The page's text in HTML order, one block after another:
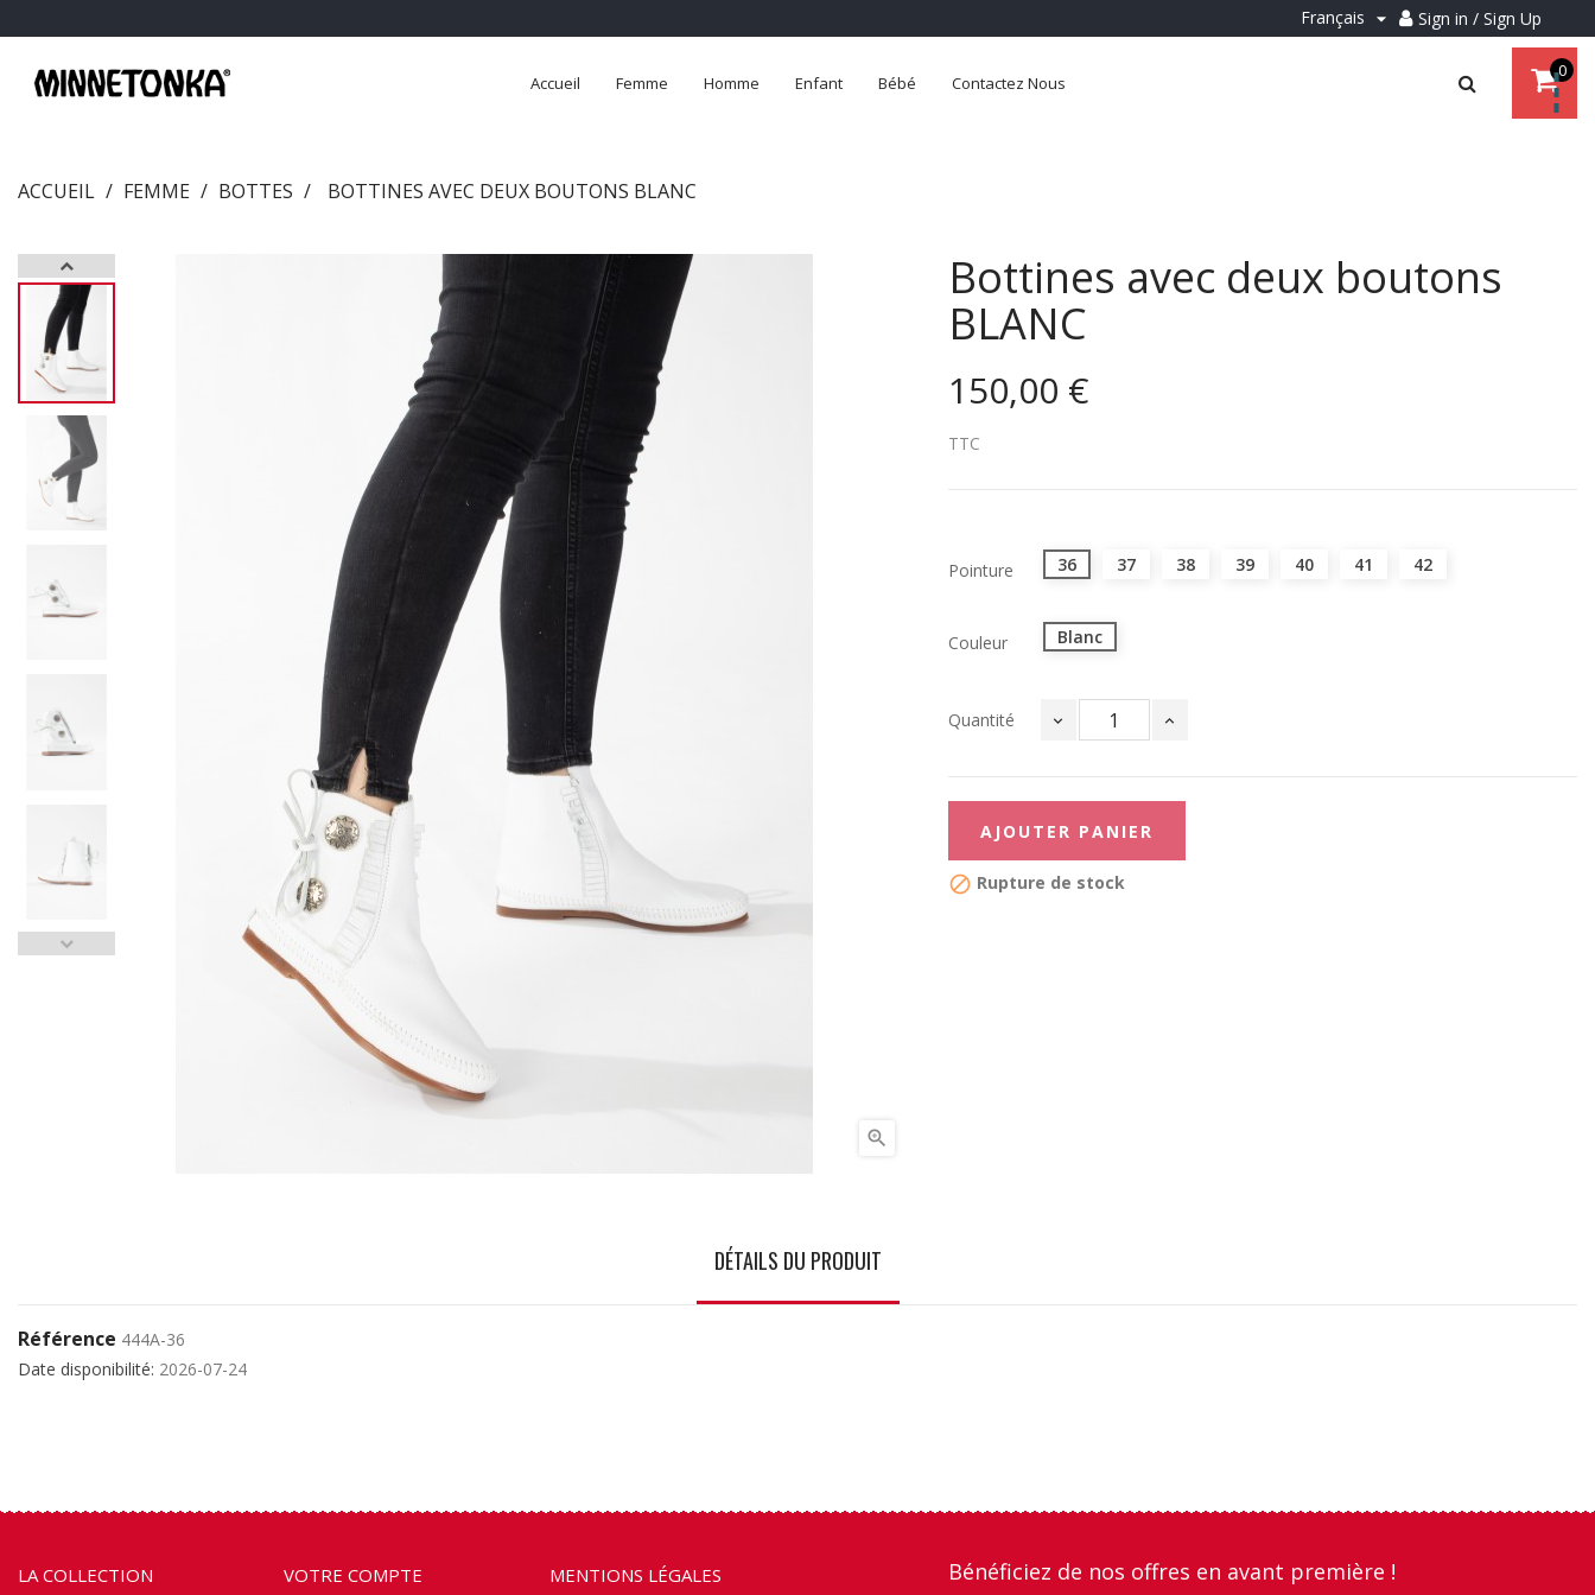
Français  Sign in / Sign Up
Accueil Femme Homme Enfant Bébé Contactez Nous
0
ACCUEIL FEMME BOTTES BOTTINES AVEC DEUX BOUTONS BLANC

Bottines avec deux boutons
BLANC
150,00 €
TTC
Pointure 36 37 38 39 40 41 42
Couleur Blanc
Quantité
AJOUTER PANIER
 Rupture de stock
DÉTAILS DU PRODUIT
Référence 444A-36
Date disponibilité: 2026-07-24
LA COLLECTION VOTRE COMPTE MENTIONS LÉGALES Bénéficiez de nos offres en avant première !